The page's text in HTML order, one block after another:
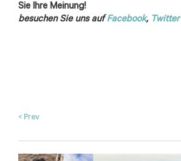
Sie Ihre Meinung!
besuchen Sie uns aufFacebook, Twitter
< Prev